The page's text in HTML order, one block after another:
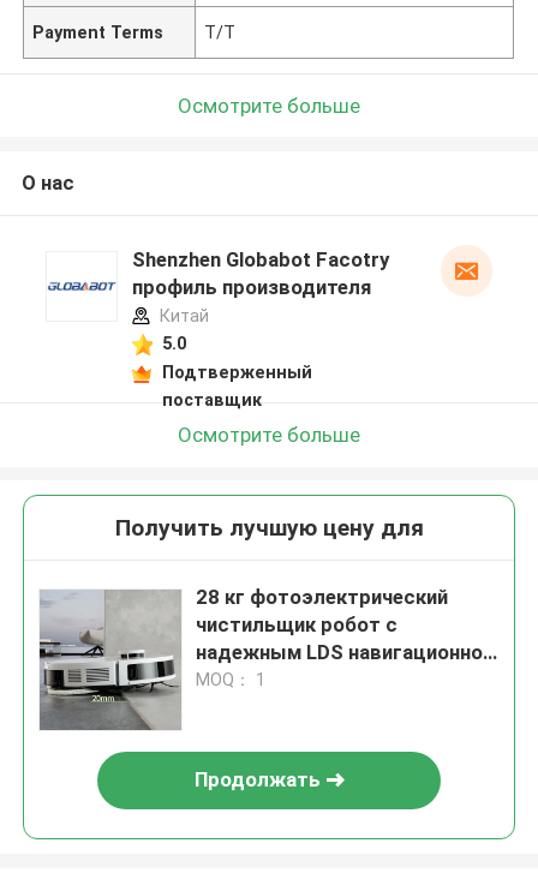
Payment Terms T/T
Осмотрите больше
О нас
Shenzhen Globabot Facotry
профиль производителя
Китай
5.0
Подтверженный
поставщик
Осмотрите больше
Получить лучшую цену для
28 кг фотоэлектрический
чистильщик робот с
надежным LDS навигационной
системы для универсальной
MOQ： 1
Продолжать